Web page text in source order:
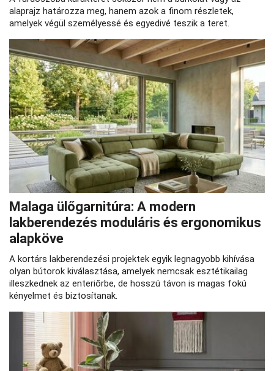
alaprajz határozza meg, hanem azok a finom részletek,
amelyek végül személyessé és egyedivé teszik a teret.
Malaga ülőgarnitúra: A modern
lakberendezés moduláris és ergonomikus
alapköve
A kortárs lakberendezési projektek egyik legnagyobb kihívása
olyan bútorok kiválasztása, amelyek nemcsak esztétikailag
illeszkednek az enteriőrbe, de hosszú távon is magas fokú
kényelmet és biztosítanak.